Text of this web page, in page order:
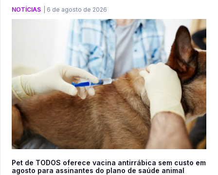
NOTÍCIAS 6 de agosto de 2026
Pet de TODOS oferece vacina antirrábica sem custo em
agosto para assinantes do plano de saúde animal